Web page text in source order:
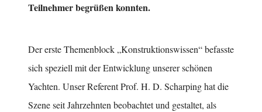
Teilnehmer begrüßen konnten.
Der erste Themenblock „Konstruktionswissen“ befasste
sich speziell mit der Entwicklung unserer schönen
Yachten. Unser Referent Prof. H. D. Scharping hat die
Szene seit Jahrzehnten beobachtet und gestaltet, als